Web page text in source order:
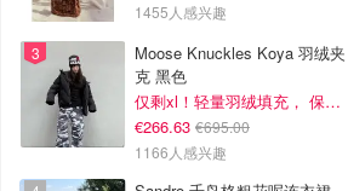
1455人感兴趣
Moose Knuckles Koya 羽绒夹
克 黑色
仅剩xl！轻量羽绒填充， 保暖不厚重
€266.63 €695.00
1166人感兴趣